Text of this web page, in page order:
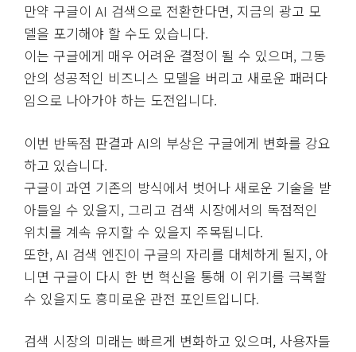
만약 구글이 AI 검색으로 전환한다면, 지금의 광고 모
델을 포기해야 할 수도 있습니다.
이는 구글에게 매우 어려운 결정이 될 수 있으며, 그동
안의 성공적인 비즈니스 모델을 버리고 새로운 패러다
임으로 나아가야 하는 도전입니다.
이번 반독점 판결과 AI의 부상은 구글에게 변화를 강요
하고 있습니다.
구글이 과연 기존의 방식에서 벗어나 새로운 기술을 받
아들일 수 있을지, 그리고 검색 시장에서의 독점적인
위치를 계속 유지할 수 있을지 주목됩니다.
또한, AI 검색 엔진이 구글의 자리를 대체하게 될지, 아
니면 구글이 다시 한 번 혁신을 통해 이 위기를 극복할
수 있을지도 흥미로운 관전 포인트입니다.
검색 시장의 미래는 빠르게 변화하고 있으며, 사용자들